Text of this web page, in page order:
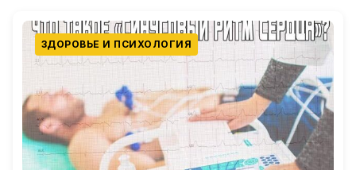
ЗДОРОВЬЕ И ПСИХОЛОГИЯ